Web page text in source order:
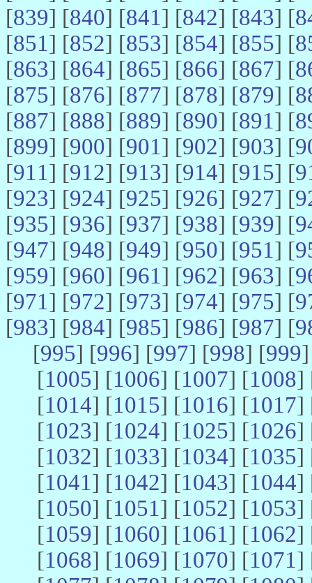
[839] [840] [841] [842] [843] [
[851] [852] [853] [854] [855] [
[863] [864] [865] [866] [867] [
[875] [876] [877] [878] [879] [
[887] [888] [889] [890] [891] [
[899] [900] [901] [902] [903] [
[911] [912] [913] [914] [915] [
[923] [924] [925] [926] [927] [
[935] [936] [937] [938] [939] [
[947] [948] [949] [950] [951] [
[959] [960] [961] [962] [963] [
[971] [972] [973] [974] [975] [
[983] [984] [985] [986] [987] [
[995] [996] [997] [998] [999
[1005] [1006] [1007] [1008]
[1014] [1015] [1016] [1017]
[1023] [1024] [1025] [1026]
[1032] [1033] [1034] [1035]
[1041] [1042] [1043] [1044]
[1050] [1051] [1052] [1053]
[1059] [1060] [1061] [1062]
[1068] [1069] [1070] [1071]